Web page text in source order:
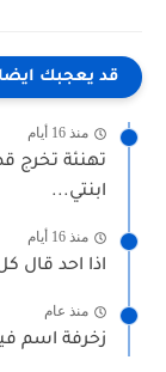
قد يعجبك ايضا
منذ 16 أيام
تهنئة تخرج
ابنتي...
منذ 16 أيام
اذا احد قال
منذ عام
زخرفة اسم فيسبوك 2026